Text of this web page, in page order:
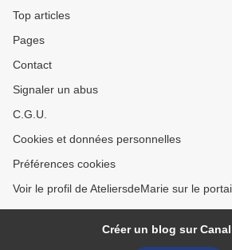
Top articles
Pages
Contact
Signaler un abus
C.G.U.
Cookies et données personnelles
Préférences cookies
Voir le profil de AteliersdeMarie sur le
Créer un blog sur